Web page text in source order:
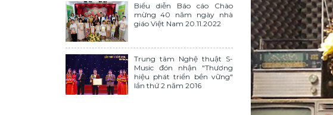
Biểu diễn Báo cáo Chào
mừng 40 năm ngày nhà
giáo Việt Nam 20.11.2022
Trung tâm Nghệ thuật S-
Music đón nhận "Thương
hiệu phát triển bền vững"
lần thứ 2 năm 2016